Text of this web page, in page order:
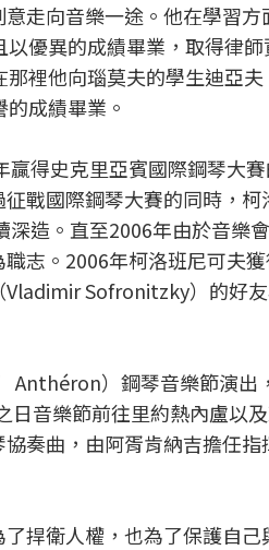
走向音樂一途。他在學習
優異的成績畢業，取得律
裡他向瑙莫夫的學生迪亞
成績畢業。
得史克里亞賓國際鋼琴大
戰國際鋼琴大賽的同時，
造。直至2006年由於音樂
志。2006年柯洛班尼可夫
Sofronitzky）的好
）鋼琴音樂節演出
音樂節前往里約熱內盧以
奏曲，由阿胥肯納吉擔任
捍衛人權，也為了保護自